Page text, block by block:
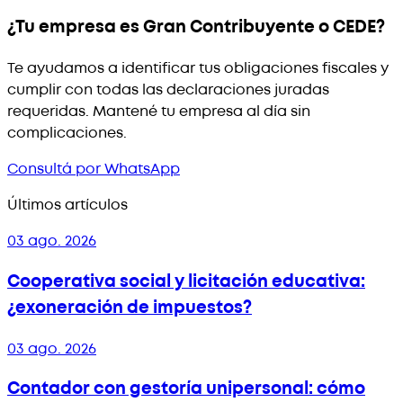
¿Tu empresa es Gran Contribuyente o CEDE?
Te ayudamos a identificar tus obligaciones fiscales y
cumplir con todas las declaraciones juradas
requeridas. Mantené tu empresa al día sin
complicaciones.
Consultá por WhatsApp
Últimos artículos
03 ago. 2026
Cooperativa social y licitación educativa:
¿exoneración de impuestos?
03 ago. 2026
Contador con gestoría unipersonal: cómo